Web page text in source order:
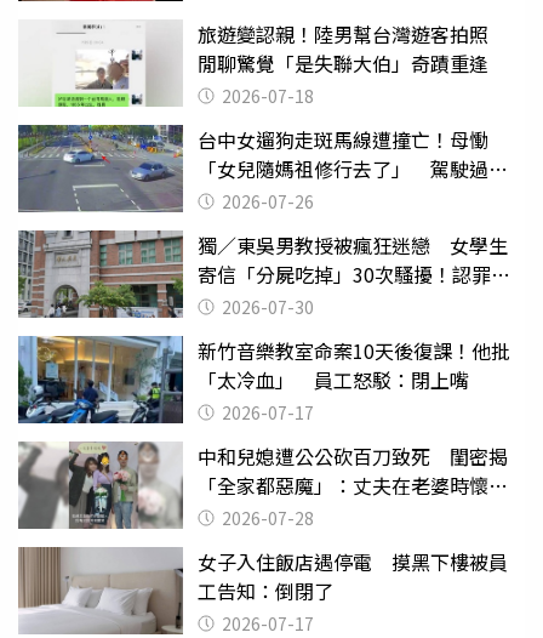
旅遊變認親！陸男幫台灣遊客拍照
閒聊驚覺「是失聯大伯」奇蹟重逢
2026-07-18
台中女遛狗走斑馬線遭撞亡！母慟
「女兒隨媽祖修行去了」 駕駛過失
致死判9月
2026-07-26
獨／東吳男教授被瘋狂迷戀 女學生
寄信「分屍吃掉」30次騷擾！認罪免
關 2026-07-30
新竹音樂教室命案10天後復課！他批
「太冷血」 員工怒駁：閉上嘴
2026-07-17
中和兒媳遭公公砍百刀致死 閨密揭
「全家都惡魔」：丈夫在老婆時懷孕
摔東西
2026-07-28
女子入住飯店遇停電 摸黑下樓被員
工告知：倒閉了
2026-07-17